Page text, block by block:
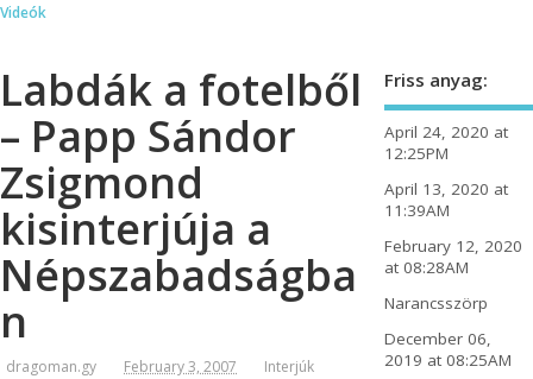
Videók
Labdák a fotelből
– Papp Sándor
Zsigmond
kisinterjúja a
Népszabadságba
n
dragoman.gy February 3, 2007 Interjúk
Friss anyag:
April 24, 2020 at
12:25PM
April 13, 2020 at
11:39AM
February 12, 2020
at 08:28AM
Narancsszörp
December 06,
2019 at 08:25AM